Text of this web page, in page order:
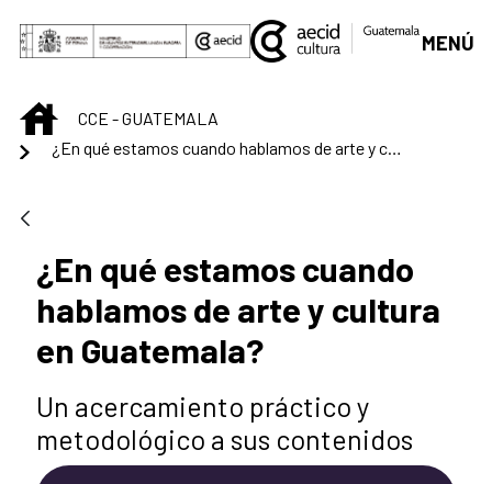
Saltar al contenido principal
MENÚ
INICIOCCE - GUATEMALA
¿En qué estamos cuando hablamos de arte y cultura en Guatemala?
¿En qué estamos cuando
hablamos de arte y cultura
en Guatemala?
Un acercamiento práctico y
metodológico a sus contenidos